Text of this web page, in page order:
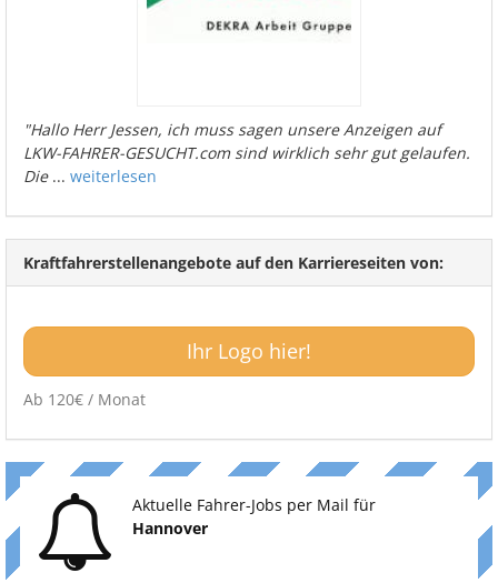
"Hallo Herr Jessen, ich muss sagen unsere Anzeigen auf
LKW-FAHRER-GESUCHT.com sind wirklich sehr gut gelaufen.
Die... weiterlesen
Kraftfahrerstellenangebote auf den Karriereseiten von:
Ihr Logo hier!
Ab 120€ / Monat
Aktuelle Fahrer-Jobs per Mail für
Hannover